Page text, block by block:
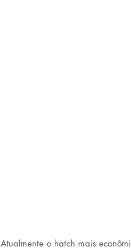
Atualmente o hatch mais